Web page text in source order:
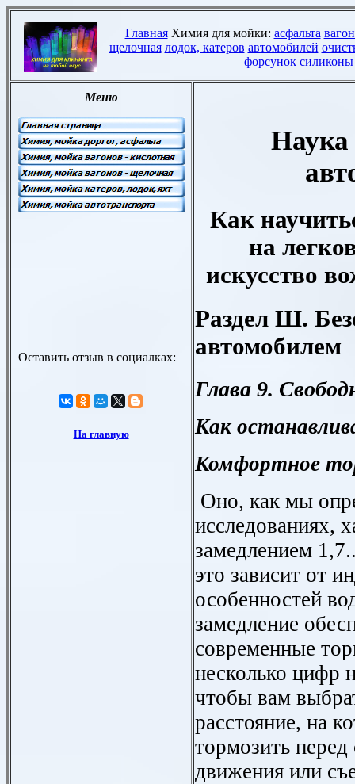
Наука
Как
на
искусство
Раздел Ш.
автомобилем
Глава 9.
Как
Комфортное
Оно, как мы
исследованиях,
замедлением
это зависит от
особенностей
замедление
современные
несколько цифр
чтобы вам
расстояние, на
тормозить
движения или